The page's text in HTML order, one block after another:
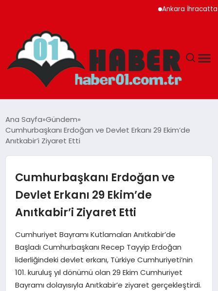
Ankara İhracatta
ADANA
MAGAZIN
EĞITIM
TEKNOLOJI
Ana Sayfa Gündem
Cumhurbaşkanı Erdoğan ve Devlet Erkanı 29 Ekim’de
Anıtkabir’i Ziyaret Etti
Cumhurbaşkanı Erdoğan ve
Devlet Erkanı 29 Ekim’de
Anıtkabir’i Ziyaret Etti
Cumhuriyet Bayramı Kutlamaları Anıtkabir’de
Başladı Cumhurbaşkanı Recep Tayyip Erdoğan
liderliğindeki devlet erkanı, Türkiye Cumhuriyeti’nin
101. kuruluş yıl dönümü olan 29 Ekim Cumhuriyet
Bayramı dolayısıyla Anıtkabir’e ziyaret gerçekleştirdi.